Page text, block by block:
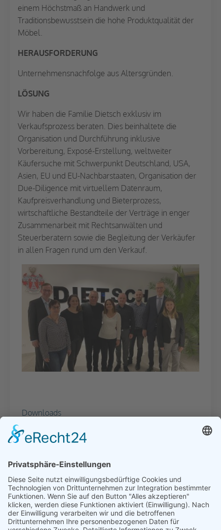
einem Höchstmaß an Handwerk und
Traditionsbewusstsein die hohe Produktqualität der
Möbel.
HERAUSFORDERUNG
Unternehmensnachfolge aus Altersgründen.
LÖSUNG
Wir haben die Familie Dietsch exklusiv im
Verkaufsprozess beraten. Dies beinhaltete die
Organisation und Durchführung inklusive
Vorbereitung, Exposé-Erstellung, weltweiter
Käufersuche mit Schwerpunkt Deutschland, USA,
Asien, EU und EU-Nachbarstaaten, Organisation der
Due-Diligence mit virtuellem Datenraum,
Kaufpreisverhandlung und Bieterprozess,
wirtschaftliche Bestandteile der Verträge in enger
Zusammenarbeit mit Rechtsanwälten und
Steuerberatern sowie die Begleitung der Verkäufer
in allen Fragen rund um den Verkauf.
Downloads
→ Pressemitteilung Dietsch Polstermöbel GmbH
← zurück